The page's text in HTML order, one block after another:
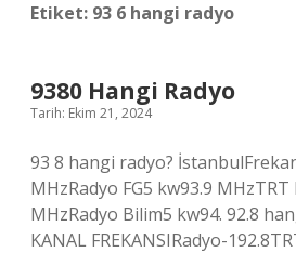
Etiket: 93 6 hangi radyo
9380 Hangi Radyo
Tarih: Ekim 21, 2024
93 8 hangi radyo?
MHzRadyo FG5 kw93.9 MHzTRT
MHzRadyo Bilim5 kw94. 92.8
KANAL FREKANSIRadyo-